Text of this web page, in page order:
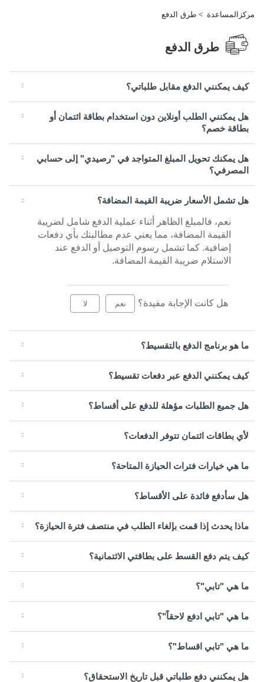
مركزالمساعدة طرق الدفع
طرق الدفع
كيف يمكنني الدفع مقابل طلباتي؟
هل يمكنني الطلب أونلاين دون استخدام بطاقة ائتمان أو
بطاقة خصم؟
هل يمكنك تحويل المبلغ المتواجد في "رصيدي" إلى حسابي
المصرفي؟
هل تشمل الأسعار ضريبة القيمة المضافة؟
نعم، فالمبلغ الظاهر أثناء عملية الدفع شامل لضريبة
القيمة المضافة، مما يعني عدم مطالبتك بأي دفعات
إضافية. كما تشمل رسوم التوصيل أو الدفع عند
الاستلام ضريبة القيمة المضافة.
هل كانت الإجابة مفيدة؟ نعم لا
ما هو برنامج الدفع بالتقسيط؟
كيف يمكنني الدفع عبر دفعات تقسيط؟
هل جميع الطلبات مؤهلة للدفع على أقساط؟
لأي بطاقات ائتمان تتوفر الدفعات؟
ما هي خيارات فترات الحيازة المتاحة؟
هل سأدفع فائدة على الأقساط؟
ماذا يحدث إذا قمت بإلغاء الطلب في منتصف فترة الحيازة؟
كيف يتم دفع القسط على بطاقتي الائتمانية؟
ما هي "تابي"؟
ما هي "تابي ادفع لاحقاً"؟
ما هي "تابي اقساط"؟
هل يمكنني دفع طلباتي قبل تاريخ الاستحقاق؟